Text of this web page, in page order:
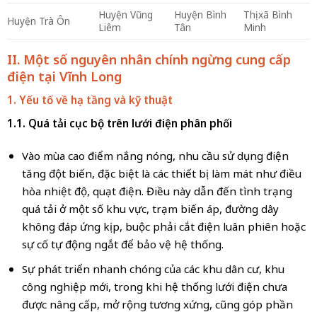
Huyện Trà Ôn
Huyện Vũng
Liêm
Huyện Bình
Tân
Thị xã Bình
Minh
II. Một số nguyên nhân chính ngừng cung cấp
điện tại Vĩnh Long
1. Yếu tố về hạ tầng và kỹ thuật
1.1. Quá tải cục bộ trên lưới điện phân phối
Vào mùa cao điểm nắng nóng, nhu cầu sử dụng điện
tăng đột biến, đặc biệt là các thiết bị làm mát như điều
hòa nhiệt độ, quạt điện. Điều này dẫn đến tình trạng
quá tải ở một số khu vực, trạm biến áp, đường dây
không đáp ứng kịp, buộc phải cắt điện luân phiên hoặc
sự cố tự động ngắt để bảo vệ hệ thống.
Sự phát triển nhanh chóng của các khu dân cư, khu
công nghiệp mới, trong khi hệ thống lưới điện chưa
được nâng cấp, mở rộng tương xứng, cũng góp phần